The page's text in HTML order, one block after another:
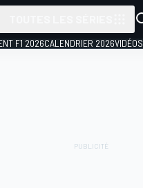
F1 2026CALENDRIER 2026VIDÉOS